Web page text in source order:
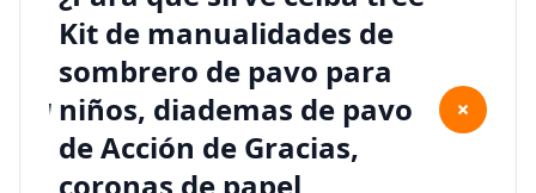
Kit de manualidades de
sombrero de pavo para
niños, diademas de pavo
de Acción de Gracias,
coronas de papel,
+